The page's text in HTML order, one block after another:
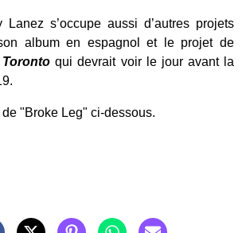
Lanez s’occupe aussi d’autres projets
album en espagnol et le projet de
Toronto qui devrait voir le jour avant la
"Broke Leg" ci-dessous.